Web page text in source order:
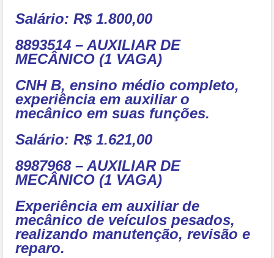
Salário: R$ 1.800,00
8893514 – AUXILIAR DE
MECÂNICO (1 VAGA)
CNH B, ensino médio completo,
experiência em auxiliar o
mecânico em suas funções.
Salário: R$ 1.621,00
8987968 – AUXILIAR DE
MECÂNICO (1 VAGA)
Experiência em auxiliar de
mecânico de veículos pesados,
realizando manutenção, revisão e
reparo.